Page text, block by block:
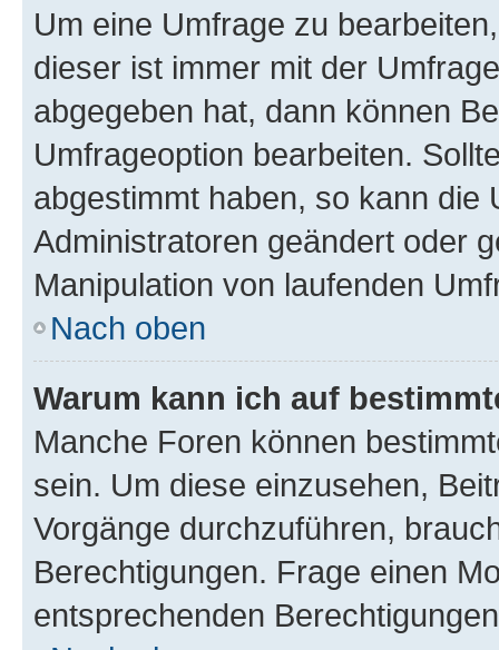
Um eine Umfrage zu
dieser ist immer mit der
abgegeben hat, dann können
Umfrageoption bearbeiten.
abgestimmt haben, so kann
Administratoren geändert oder
Manipulation von laufenden
Nach oben
Warum kann ich auf
Manche Foren können
sein. Um diese einzusehen,
Vorgänge durchzuführen,
Berechtigungen. Frage einen
entsprechenden